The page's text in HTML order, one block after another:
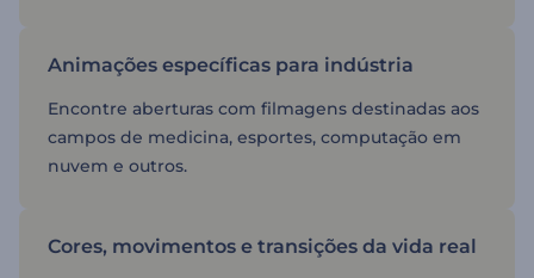
Animações específicas para indústria
Encontre aberturas com filmagens destinadas aos
campos de medicina, esportes, computação em
nuvem e outros.
Cores, movimentos e transições da vida real